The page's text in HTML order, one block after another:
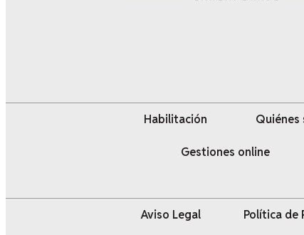
Habilitación Quiénes
Gestiones online
Aviso Legal Política de